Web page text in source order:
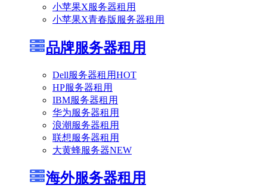
小苹果X服务器租用
小苹果X青春版服务器租用
品牌服务器租用
Dell服务器租用HOT
HP服务器租用
IBM服务器租用
华为服务器租用
浪潮服务器租用
联想服务器租用
大黄蜂服务器NEW
海外服务器租用